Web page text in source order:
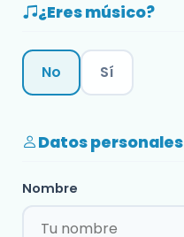
¿Eres músico?
No Sí
Datos personales
Nombre